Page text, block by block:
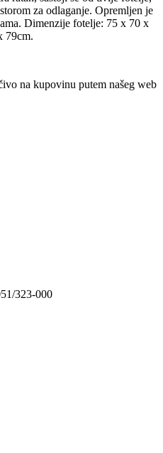
za odlaganje. Opremljen je
Dimenzije fotelje: 75 x 70 x
79cm.
na kupovinu putem našeg web
323-000